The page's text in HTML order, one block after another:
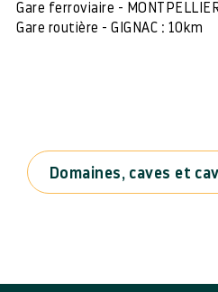
Gare ferroviaire -
Gare routière - GIGNAC : 10km
Domaines, caves et